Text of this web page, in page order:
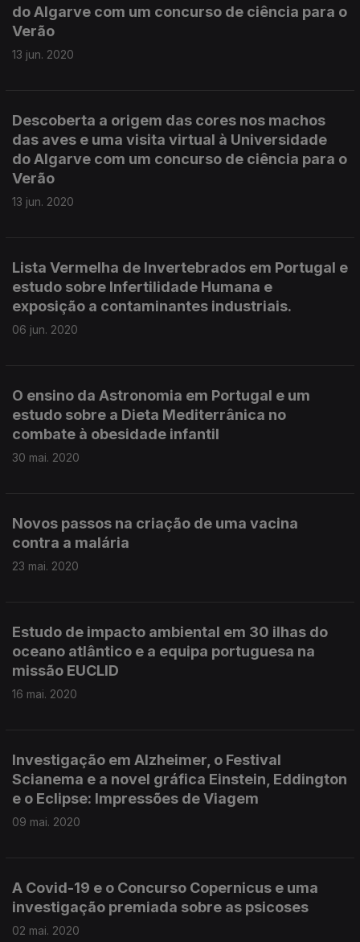
do Algarve com um concurso de ciência para o
Verão
13 jun. 2020
Descoberta a origem das cores nos machos
das aves e uma visita virtual à Universidade
do Algarve com um concurso de ciência para o
Verão
13 jun. 2020
Lista Vermelha de Invertebrados em Portugal e
estudo sobre Infertilidade Humana e
exposição a contaminantes industriais.
06 jun. 2020
O ensino da Astronomia em Portugal e um
estudo sobre a Dieta Mediterrânica no
combate à obesidade infantil
30 mai. 2020
Novos passos na criação de uma vacina
contra a malária
23 mai. 2020
Estudo de impacto ambiental em 30 ilhas do
oceano atlântico e a equipa portuguesa na
missão EUCLID
16 mai. 2020
Investigação em Alzheimer, o Festival
Scianema e a novel gráfica Einstein, Eddington
e o Eclipse: Impressões de Viagem
09 mai. 2020
A Covid-19 e o Concurso Copernicus e uma
investigação premiada sobre as psicoses
02 mai. 2020